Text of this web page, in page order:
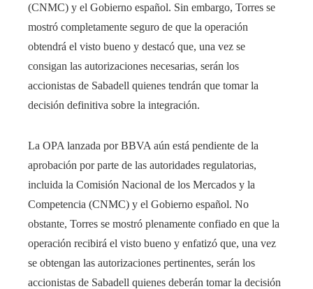
(CNMC) y el Gobierno español. Sin embargo, Torres se
mostró completamente seguro de que la operación
obtendrá el visto bueno y destacó que, una vez se
consigan las autorizaciones necesarias, serán los
accionistas de Sabadell quienes tendrán que tomar la
decisión definitiva sobre la integración.
La OPA lanzada por BBVA aún está pendiente de la
aprobación por parte de las autoridades regulatorias,
incluida la Comisión Nacional de los Mercados y la
Competencia (CNMC) y el Gobierno español. No
obstante, Torres se mostró plenamente confiado en que la
operación recibirá el visto bueno y enfatizó que, una vez
se obtengan las autorizaciones pertinentes, serán los
accionistas de Sabadell quienes deberán tomar la decisión